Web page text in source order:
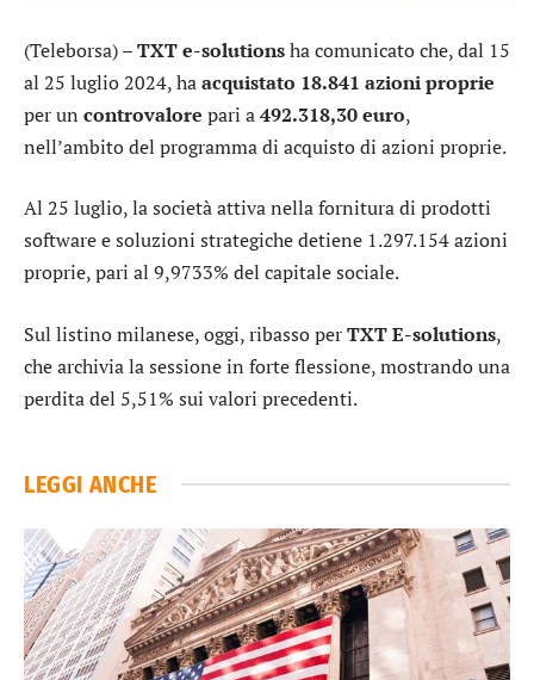
(Teleborsa) –TXT e-solutionsha comunicato che, dal 15
al 25 luglio 2024, haacquistato 18.841 azioni proprie
per un controvalore pari a492.318,30 euro,
nell’ambito del programma di acquisto di azioni proprie.
Al 25 luglio, la società attiva nella fornitura di prodotti
software e soluzioni strategiche detiene 1.297.154 azioni
proprie, pari al 9,9733% del capitale sociale.
Sul listino milanese, oggi, ribasso perTXT E-solutions,
che archivia la sessione in forte flessione, mostrando una
perdita del 5,51% sui valori precedenti.
LEGGI ANCHE